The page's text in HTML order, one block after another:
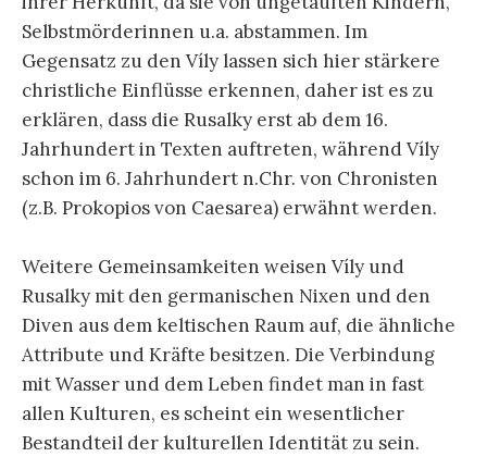
Selbstmörderinnen u.a. abstammen. Im
Gegensatz zu den Víly lassen sich hier stärkere
christliche Einflüsse erkennen, daher ist es zu
erklären, dass die Rusalky erst ab dem 16.
Jahrhundert in Texten auftreten, während Víly
schon im 6. Jahrhundert n.Chr. von Chronisten
(z.B. Prokopios von Caesarea) erwähnt werden.
Weitere Gemeinsamkeiten weisen Víly und
Rusalky mit den germanischen Nixen und den
Diven aus dem keltischen Raum auf, die ähnliche
Attribute und Kräfte besitzen. Die Verbindung
mit Wasser und dem Leben findet man in fast
allen Kulturen, es scheint ein wesentlicher
Bestandteil der kulturellen Identität zu sein.